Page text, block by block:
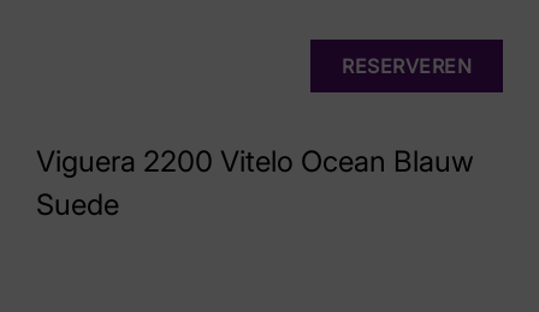
Viguera 2200 Vitelo Ocean Blauw
Suede
RESERVEREN